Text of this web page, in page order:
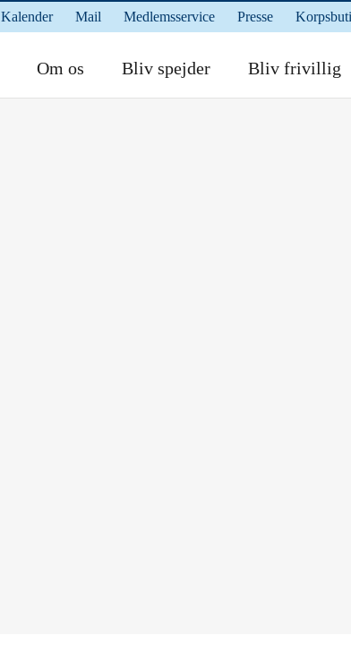
Kalender Mail Medlemsservice Presse
Om os Bliv spejder Bliv frivillig